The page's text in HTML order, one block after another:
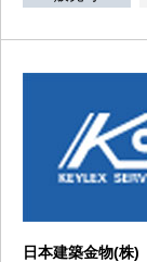
日本建築金物(株)